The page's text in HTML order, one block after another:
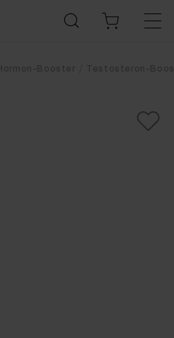
Hormon-Booster Testosteron-